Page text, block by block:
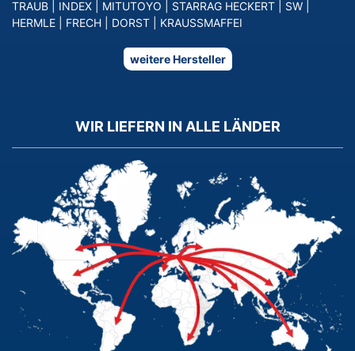
TRAUB
INDEX MITUTOYO STARRAG HECKERT SW
HERMLE
FRECH DORST KRAUSSMAFFEI
weitere Hersteller
WIR LIEFERN IN ALLE LÄNDER